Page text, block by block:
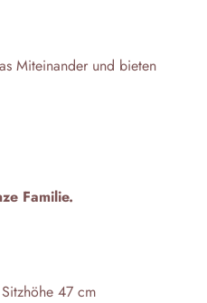
Miteinander und bieten
Familie.
47 cm